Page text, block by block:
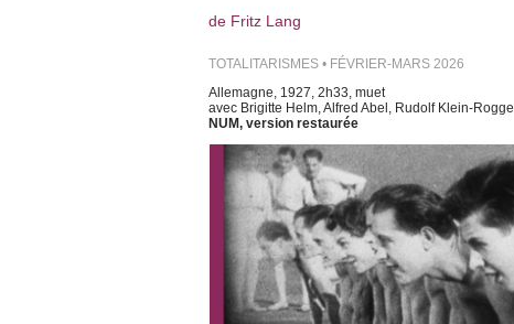
de Fritz Lang
TOTALITARISMES • FÉVRIER-MARS 2026
Allemagne, 1927, 2h33, muet
avec Brigitte Helm, Alfred Abel, Rudolf Klein-Rogge
NUM, version restaurée